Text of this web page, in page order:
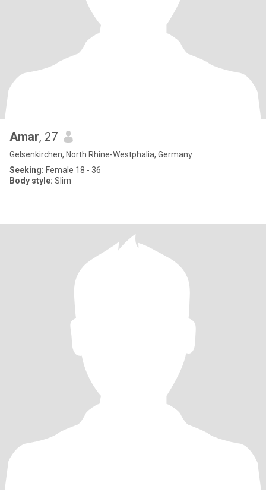
Amar, 27
Gelsenkirchen, North Rhine-Westphalia, Germany
Seeking: Female 18 - 36
Body style: Slim